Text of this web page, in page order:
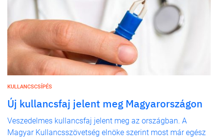
KULLANCSCSÍPÉS
Új kullancsfaj jelent meg Magyarországon
Veszedelmes kullancsfaj jelent meg az országban. A
Magyar Kullancsszövetség elnöke szerint most már egész